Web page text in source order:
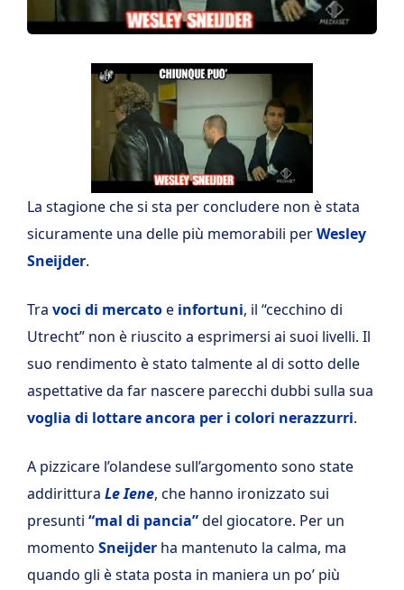
La stagione che si sta per concludere non è stata
sicuramente una delle più memorabili perWesley
Sneijder.
Tra voci di mercatoe infortuni, il “cecchino di
Utrecht” non è riuscito a esprimersi ai suoi livelli. Il
suo rendimento è stato talmente al di sotto delle
aspettative da far nascere parecchi dubbi sulla sua
voglia di lottare ancora per i colori nerazzurri.
A pizzicare l’olandese sull’argomento sono state
addirittura Le Iene, che hanno ironizzato sui
presunti “mal di pancia”del giocatore. Per un
momento Sneijder ha mantenuto la calma, ma
quando gli è stata posta in maniera un po’ più